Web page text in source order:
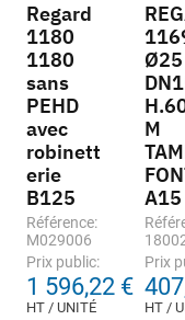
Regard
1180
1180
sans
PEHD
avec
robinett
erie
B125
Référence:
M029006
Prix public:
1 596,22 €
HT / UNITÉ
Ø25
M
A15
Prix
HT /